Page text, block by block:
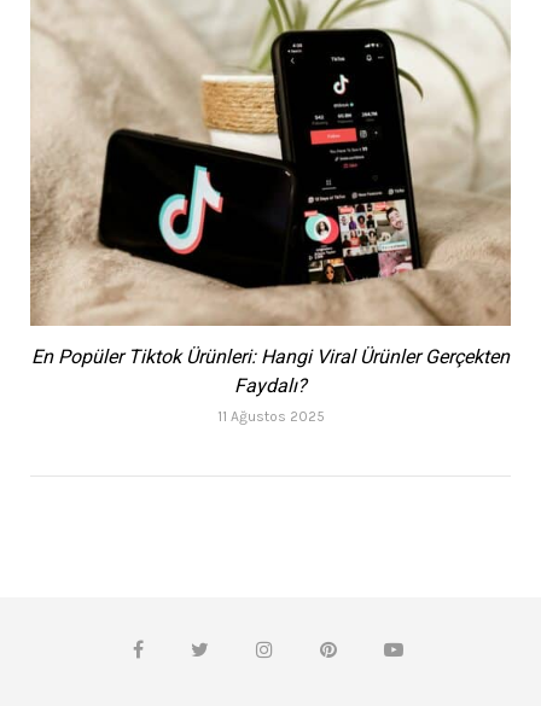
En Popüler Tiktok Ürünleri: Hangi Viral Ürünler Gerçekten
Faydalı?
11 Ağustos 2025